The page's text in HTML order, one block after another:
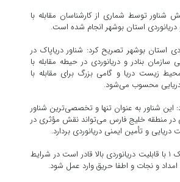
شناور توسط شماری از کارشناسان مقابله با
دریانوردی استان بوشهر انجام شده است.
استان بوشهر تصریح کرد: شناور دریاپاک در
سازمان بنادر و دریانوردی در حیطه مقابله با
زیست دریا و گامی بزرگ برای مقابله با
محسوب می‌شود.
شناور به عنوان تنها و تخصصی‌ترین شناور
در منطقه خلیج فارس می‌تواند نقش مؤثری در
و تأمین ایمنی دریانوردی بردارد.
وی افزود: شناور دریاپاک ۱ با قابلیت دریانوردی بالا قادر است در شرایط
امداد و نجات و اطفا حریق وارد عمل شود.